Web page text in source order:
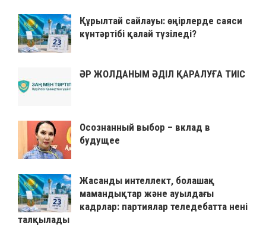
Құрылтай сайлауы: өңірлерде саяси
күнтәртібі қалай түзіледі?
ӘР ЖОЛДАНЫМ ӘДІЛ ҚАРАЛУҒА ТИІС
Осознанный выбор – вклад в
будущее
Жасанды интеллект, болашақ
мамандықтар және ауылдағы
кадрлар: партиялар теледебатта нені
талқылады